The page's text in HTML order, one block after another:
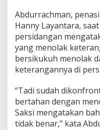
P
Abdurrachman,
Hanny Layantara,
persidangan
yang menolak
bersikukuh menolak
keterangannya di
“Tadi sudah
bertahan dengan
Saksi mengatakan
tidak benar,” kata